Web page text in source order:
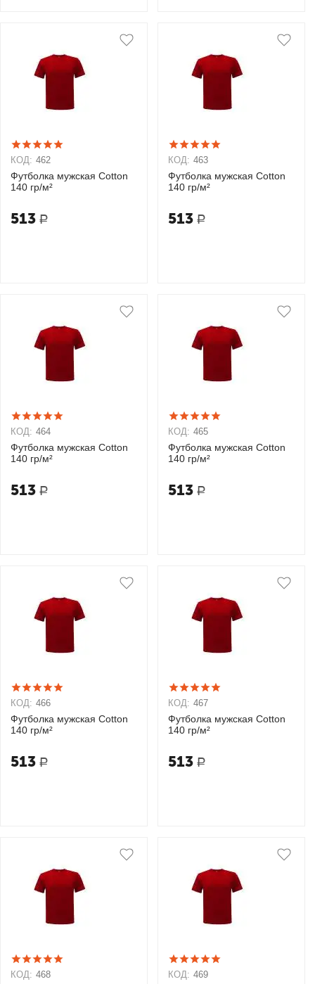
КОД: 462
Футболка мужская Cotton
140 гр/м²
513 Р
КОД: 463
Футболка мужская Cotton
140 гр/м²
513 Р
КОД: 464
Футболка мужская Cotton
140 гр/м²
513 Р
КОД: 465
Футболка мужская Cotton
140 гр/м²
513 Р
КОД: 466
Футболка мужская Cotton
140 гр/м²
513 Р
КОД: 467
Футболка мужская Cotton
140 гр/м²
513 Р
КОД: 468 КОД: 469